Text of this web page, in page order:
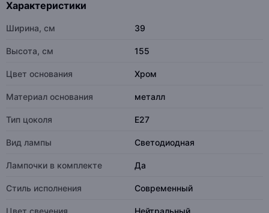
Характеристики
Ширина, см 39
Высота, см 155
Цвет основания Хром
Материал основания металл
Тип цоколя E27
Вид лампы Светодиодная
Лампочки в комплекте Да
Стиль исполнения Современный
Цвет свечения Нейтральный